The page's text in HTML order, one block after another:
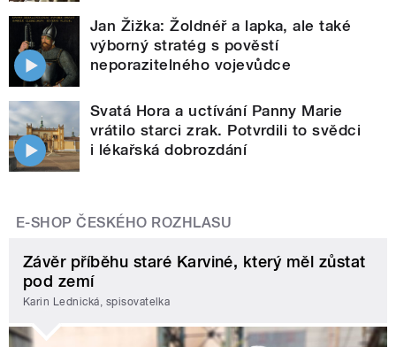
Jan Žižka: Žoldnéř a lapka, ale také
výborný stratég s pověstí
neporazitelného vojevůdce
Svatá Hora a uctívání Panny Marie
vrátilo starci zrak. Potvrdili to svědci
i lékařská dobrozdání
E-SHOP ČESKÉHO ROZHLASU
Závěr příběhu staré Karviné, který měl zůstat
pod zemí
Karin Lednická, spisovatelka